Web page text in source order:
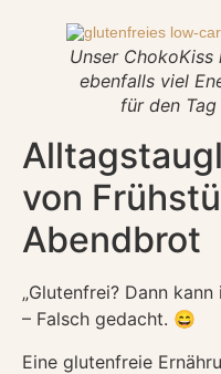
Unser
ebenfalls viel
für den Tag
von
Abendbrot
„Glutenfrei? Dann
– Falsch gedacht. 😄
Eine glutenfreie